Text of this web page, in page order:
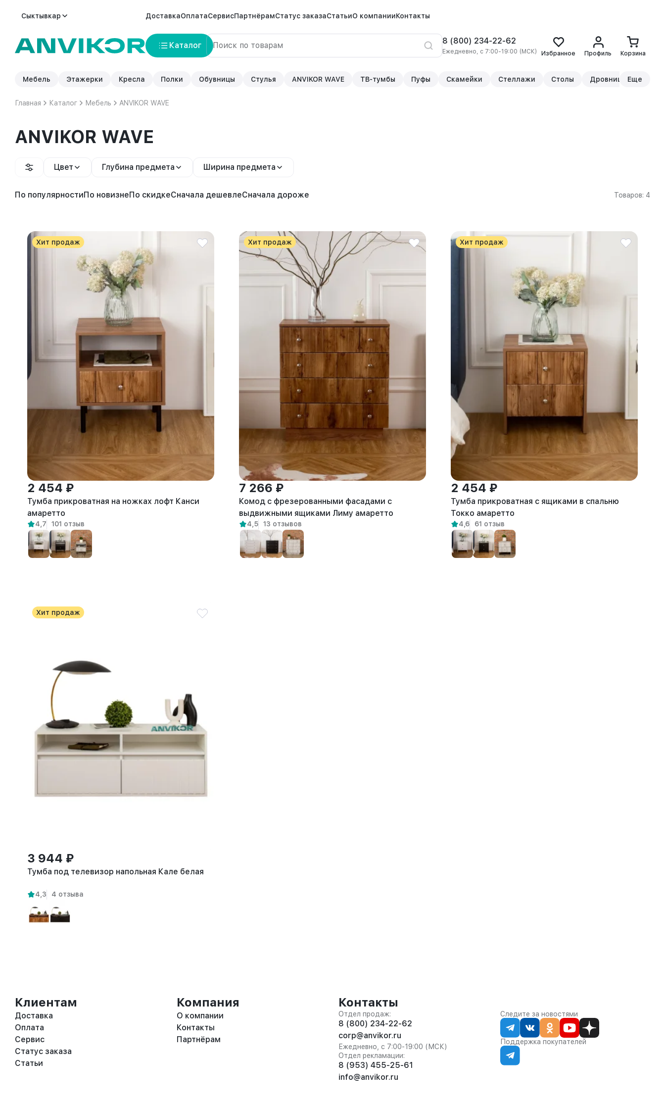
Сыктывкар ДоставкаОплатаСервисПартнёрамСтатус заказаСтатьиО компанииКонтакты
Каталог 8 (800) 234-22-62
Ежедневно, с 7:00-19:00 (МСК) Избранное Профиль Корзина
Мебель Этажерки Кресла Полки Обувницы Стулья ANVIKOR WAVE ТВ-тумбы Пуфы Скамейки Стеллажи Столы Дровницы Еще
Главная Каталог Мебель ANVIKOR WAVE
ANVIKOR WAVE
Цвет Глубина предмета Ширина предмета
По популярностиПо новизнеПо скидкеСначала дешевлеСначала дороже Товаров: 4
Хит продаж
2 454 ₽
Тумба прикроватная на ножках лофт Канси
амаретто
4,7 101 отзыв
Хит продаж
7 266 ₽
Комод с фрезерованными фасадами с
выдвижными ящиками Лиму амаретто
4,5 13 отзывов
Хит продаж
2 454 ₽
Тумба прикроватная с ящиками в спальню
Токко амаретто
4,6 61 отзыв
Хит продаж
3 944 ₽
Тумба под телевизор напольная Кале белая
4,3 4 отзыва
Клиентам
Доставка
Оплата
Сервис
Статус заказа
Статьи
Компания
О компании
Контакты
Партнёрам
Контакты
Отдел продаж:
8 (800) 234-22-62
corp@anvikor.ru
Ежедневно, с 7:00-19:00 (МСК)
Отдел рекламации:
8 (953) 455-25-61
info@anvikor.ru
Следите за новостями
Поддержка покупателей